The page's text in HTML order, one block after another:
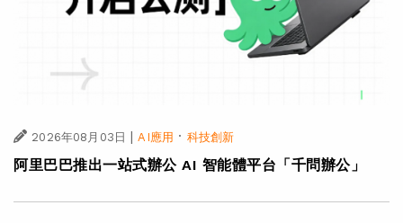
2026年08月03日 | AI應用 · 科技創新
阿里巴巴推出一站式辦公 AI 智能體平台「千問辦公」